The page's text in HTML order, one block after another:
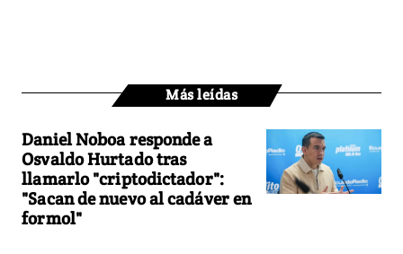
Más leídas
Daniel Noboa responde a
Osvaldo Hurtado tras
llamarlo "criptodictador":
"Sacan de nuevo al cadáver en
formol"